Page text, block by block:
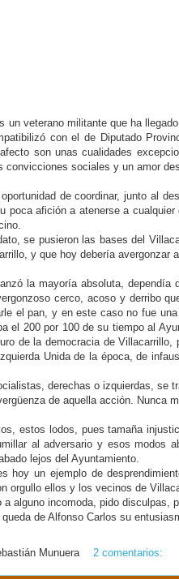
un veterano militante que ha
con el de Diputado
son unas cualidades
convicciones sociales y un amor
de coordinar, junto al
poca afición a atenerse a
se pusieron las bases del
y que hoy debería avergonzar
la mayoría absoluta,
cerco, acoso y derribo
el pan, y en este caso no fue
el 200 por 100 de su tiempo al
de la democracia de
Unida de la época, de
derechas o izquierdas, se
de aquella acción. Nunca
estos lodos, pues tamaña
al adversario y esos modos
lejos del Ayuntamiento.
hoy un ejemplo de
orgullo ellos y los vecinos de
alguno incomoda, pido disculpas,
de Alfonso Carlos su
Munuera 2 comentarios: